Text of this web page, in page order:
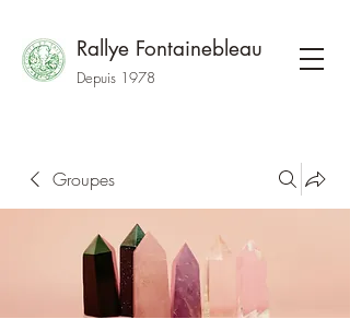
Rallye Fontainebleau
Depuis 1978
Groupes